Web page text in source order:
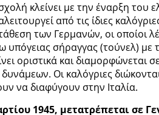
κλείνει με την έναρξη του
από τις ίδιες
των Γερμανών, οι οποίοι
υπόγειας σήραγγας (τούνελ)
οριστικά και διαμορφώνεται
Oι καλόγριες
να διαφύγουν στην Ιταλία.
1945, μετατρέπεται σε